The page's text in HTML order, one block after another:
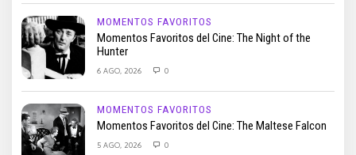
MOMENTOS FAVORITOS
Momentos Favoritos del Cine: The Night of the
Hunter
6 AGO, 2026 0
MOMENTOS FAVORITOS
Momentos Favoritos del Cine: The Maltese Falcon
5 AGO, 2026 0